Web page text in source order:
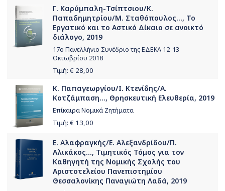
Γ. Καρύμπαλη-Τσίπτσιου/Κ.
Παπαδημητρίου/Μ. Σταθόπουλος..., Το
Εργατικό και το Αστικό Δίκαιο σε ανοικτό
διάλογο, 2019
17o Πανελλήνιο Συνέδριο της ΕΔΕΚΑ 12-13
Οκτωβρίου 2018
Τιμή: € 28,00
Κ. Παπαγεωργίου/Ι. Κτενίδης/Α.
Κοτζάμπαση..., Θρησκευτική Ελευθερία, 2019
Επίκαιρα Νομικά Ζητήματα
Τιμή: € 13,00
Ε. Αλαφραγκής/Ε. Αλεξανδρίδου/Π.
Αλικάκος..., Τιμητικός Τόμος για τον
Καθηγητή της Νομικής Σχολής του
Αριστοτελείου Πανεπιστημίου
Θεσσαλονίκης Παναγιώτη Λαδά, 2019